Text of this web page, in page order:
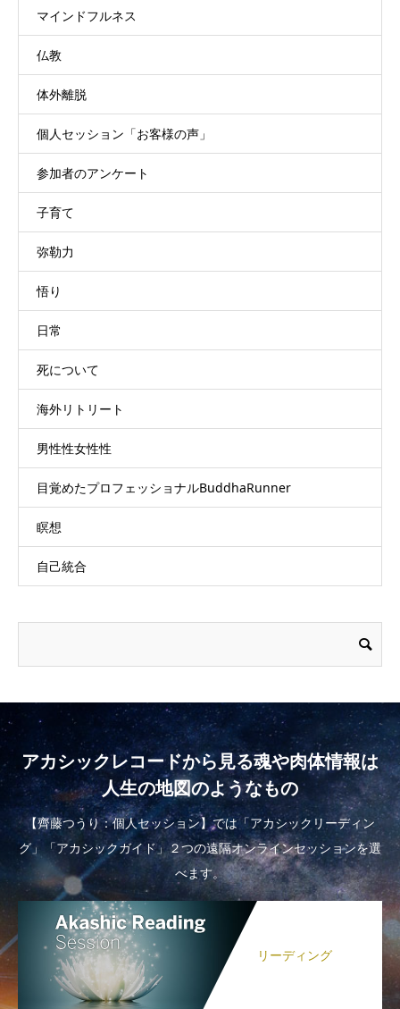
マインドフルネス
仏教
体外離脱
個人セッション「お客様の声」
参加者のアンケート
子育て
弥勒力
悟り
日常
死について
海外リトリート
男性性女性性
目覚めたプロフェッショナルBuddhaRunner
瞑想
自己統合
アカシックレコードから見る魂や肉体情報は
人生の地図のようなもの
【齊藤つうり：個人セッション】では「アカシックリーディン
グ」「アカシックガイド」２つの遠隔オンラインセッションを選
べます。
リーディング